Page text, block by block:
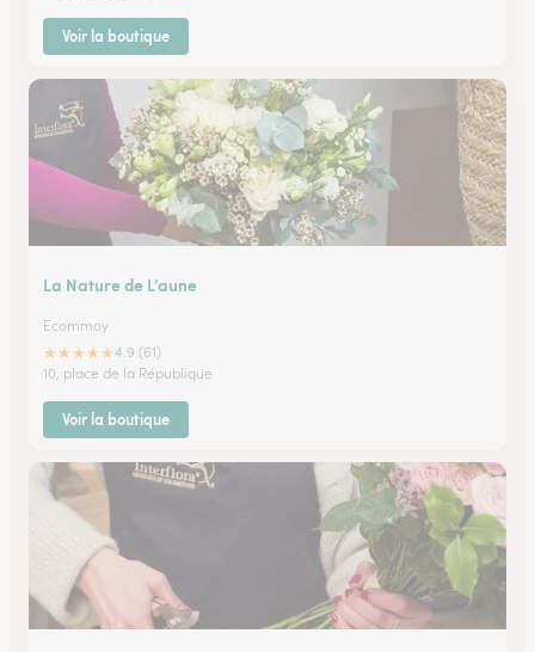
Voir la boutique
La Nature de L’aune
Ecommoy
★★★★★4.9 (61)
10, place de la République
Voir la boutique